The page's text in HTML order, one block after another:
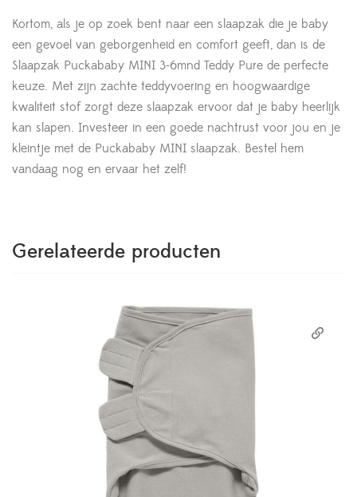
Kortom, als je op zoek bent naar een slaapzak die je baby
een gevoel van geborgenheid en comfort geeft, dan is de
Slaapzak Puckababy MINI 3-6mnd Teddy Pure de perfecte
keuze. Met zijn zachte teddyvoering en hoogwaardige
kwaliteit stof zorgt deze slaapzak ervoor dat je baby heerlijk
kan slapen. Investeer in een goede nachtrust voor jou en je
kleintje met de Puckababy MINI slaapzak. Bestel hem
vandaag nog en ervaar het zelf!
Gerelateerde producten